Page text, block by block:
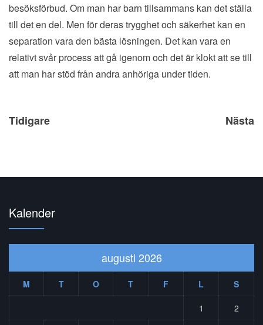
besöksförbud. Om man har barn tillsammans kan det ställa
till det en del. Men för deras trygghet och säkerhet kan en
separation vara den bästa lösningen. Det kan vara en
relativt svår process att gå igenom och det är klokt att se till
att man har stöd från andra anhöriga under tiden.
Inläggsnavigering
Tidigare Nästa
Kalender
augusti 2026
M T O T F L S
1 2